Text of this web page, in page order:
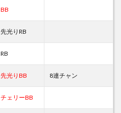
BB
先光りRB
RB
先光りBB 8連チャン
チェリーBB